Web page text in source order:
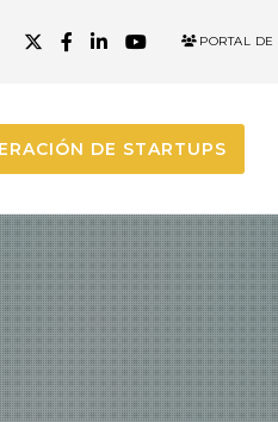
PORTAL DE
DE STARTUPS